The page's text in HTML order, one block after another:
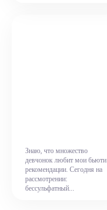
Знаю, что множество
девчонок любит мои бьюти
рекомендации. Сегодня на
рассмотрении:
бессульфатный...